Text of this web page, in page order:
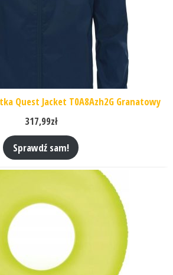
Quest Jacket T0A8Azh2G Granatowy
317,99zł
Sprawdź sam!